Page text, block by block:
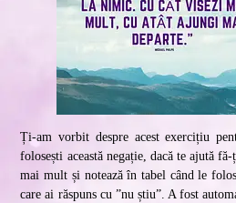
Ți-am vorbit despre acest exercițiu
folosești această negație, dacă te ajută
mai mult și notează în tabel când le
care ai răspuns cu ”nu știu”. A fost